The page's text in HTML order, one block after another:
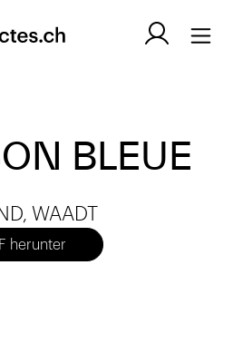
BLEUE
WAADT
herunter